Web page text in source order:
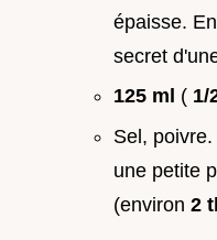
épaisse.
secret
125 ml ( 1/
Sel,
une petite
(environ 2